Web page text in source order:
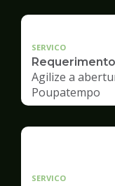
SERVICO
Agilize a
Poupatempo
SERVICO